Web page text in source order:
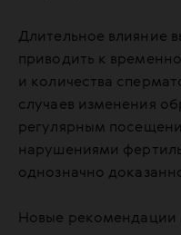
Длительное влияние
приводить к
и количества
случаев изменения
регулярным
нарушениями
однозначно
Новые